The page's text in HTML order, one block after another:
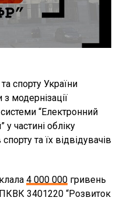
спорту України
модернізації
“Електронний
у частині обліку
та їх відвідувачів
4 000 000 гривень
3401220 “Розвиток